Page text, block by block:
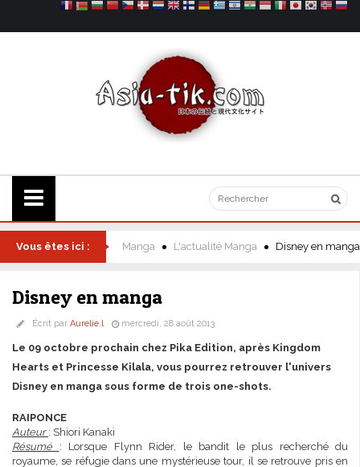
Vous êtes ici : Manga L'actualité Manga Disney en manga
Disney en manga
Écrit par Aurelie.l mercredi, 28 août 2013
Le 09 octobre prochain chez Pika Edition, après Kingdom
Hearts et Princesse Kilala, vous pourrez retrouver l'univers
Disney en manga sous forme de trois one-shots.
RAIPONCE
Auteur : Shiori Kanaki
Résumé : Lorsque Flynn Rider, le bandit le plus recherché du
royaume, se réfugie dans une mystérieuse tour, il se retrouve pris en